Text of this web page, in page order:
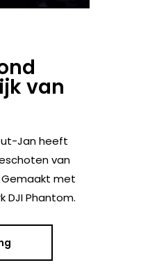
van
Jan heeft
van
Gemaakt met
DJI Phantom.